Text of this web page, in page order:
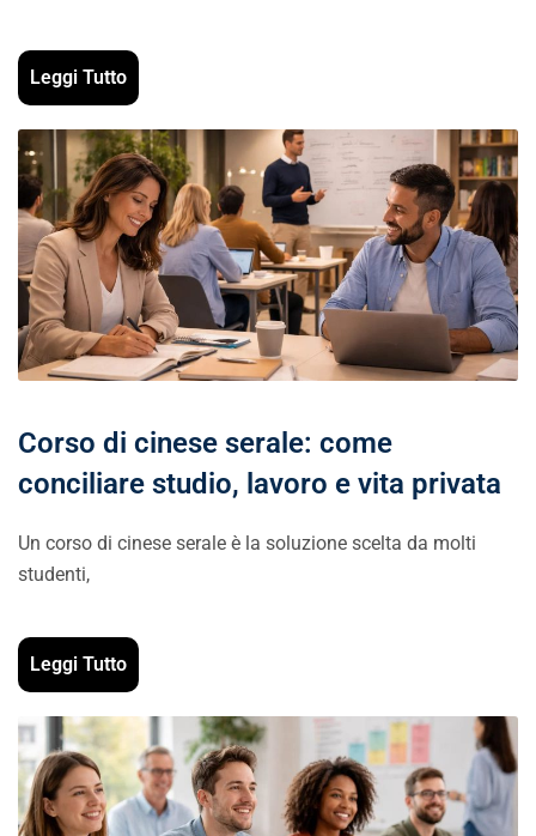
Leggi Tutto
Corso di cinese serale: come
conciliare studio, lavoro e vita privata
Un corso di cinese serale è la soluzione scelta da molti
studenti,
Leggi Tutto